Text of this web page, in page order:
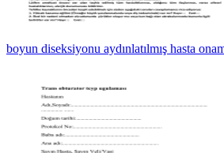
boyun diseksiyonu aydınlatılmış hasta